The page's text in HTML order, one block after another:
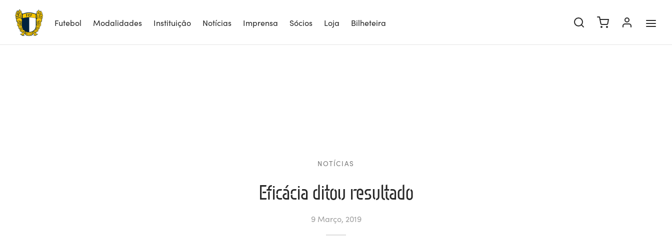
Futebol Modalidades Instituição Notícias Imprensa Sócios Loja Bilheteira
NOTÍCIAS
Eficácia ditou resultado
9 Março, 2019